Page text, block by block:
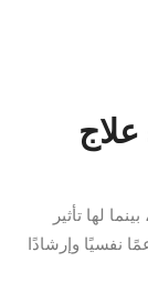
لها تأثير
نفسيًا وإرشادًا